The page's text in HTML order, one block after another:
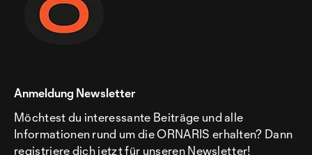
Anmeldung Newsletter
Möchtest du interessante Beiträge und alle
Informationen rund um die ORNARIS erhalten? Dann
registriere dich jetzt für unseren Newsletter!